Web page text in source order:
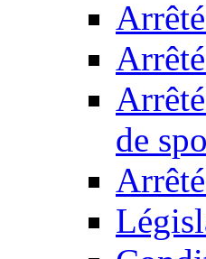
de